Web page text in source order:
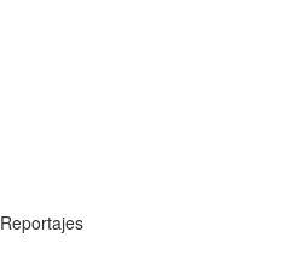
Reportajes